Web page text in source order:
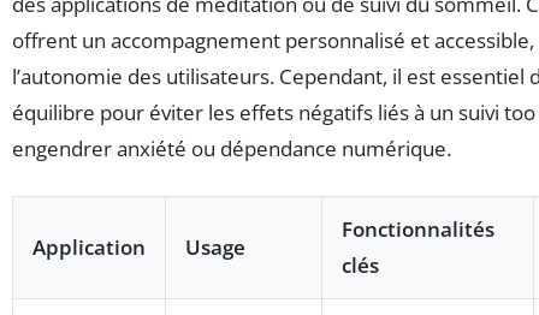
offrent un accompagnement personnalisé et
l’autonomie des utilisateurs. Cependant, il est essentiel
équilibre pour éviter les effets négatifs liés à un suivi
engendrer anxiété ou dépendance numérique.
Application Usage
Fonctionnalités
clés